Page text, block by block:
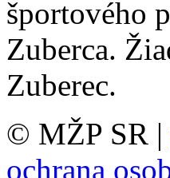
športového
Zuberca.
Zuberec.
© MŽP SR |
ochrana